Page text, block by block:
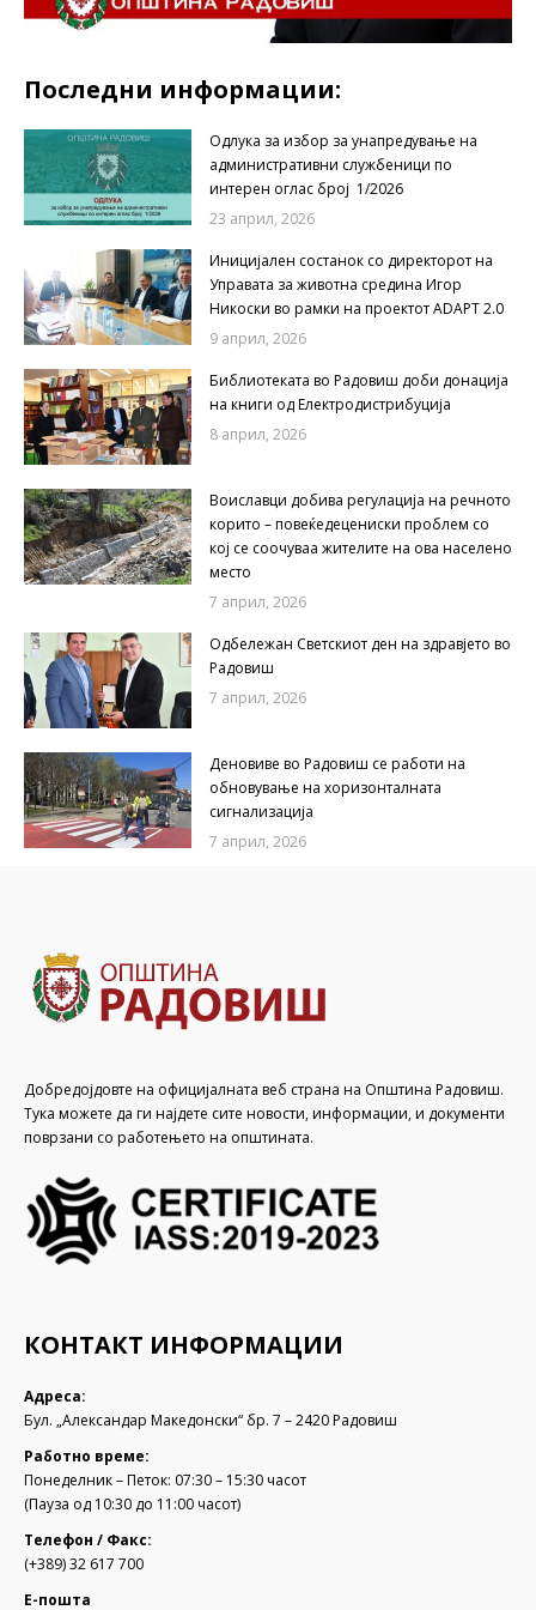
Последни информации:
Одлука за избор за унапредување на
административни службеници по
интерен оглас број 1/2026
23 април, 2026
Иницијален состанок со директорот на
Управата за животна средина Игор
Никоски во рамки на проектот ADAPT 2.0
9 април, 2026
Библиотеката во Радовиш доби донација
на книги од Електродистрибуција
8 април, 2026
Воиславци добива регулација на речното
корито – повеќедецениски проблем со
кој се соочуваа жителите на ова населено
место
7 април, 2026
Одбележан Светскиот ден на здравјето во
Радовиш
7 април, 2026
Деновиве во Радовиш се работи на
обновување на хоризонталната
сигнализација
7 април, 2026
Добредојдовте на официјалната веб страна на Општина Радовиш.
Тука можете да ги најдете сите новости, информации, и документи
поврзани со работењето на општината.
КОНТАКТ ИНФОРМАЦИИ
Адреса:
Бул. „Александар Македонски“ бр. 7 – 2420 Радовиш
Работно време:
Понеделник – Петок: 07:30 – 15:30 часот
(Пауза од 10:30 до 11:00 часот)
Телефон / Факс:
(+389) 32 617 700
Е-пошта